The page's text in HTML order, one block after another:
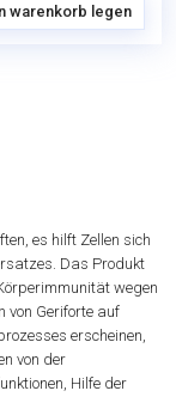
warenkorb legen
es hilft Zellen sich
Das Produkt
wegen
von Geriforte auf
erscheinen,
von der
Hilfe der